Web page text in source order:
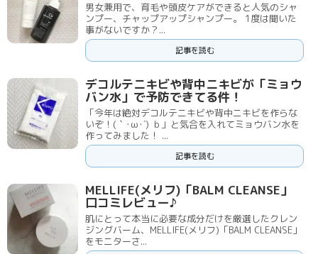
男女兼用で、育毛や頭皮ケアができると人気のシャ
ンプー、チャップアップシャンプー。 1度は聞いた
事がないですか？...
記事を読む
デコルテニキビや背中ニキビが「ミョウ
バン水」で予防できてる件！
「今年は絶対デコルテニキビや背中ニキビを作らな
いぞ！(｀･ω･´) ｂ」と気合を入れてミョウバン水を
作ってみました！ ...
記事を読む
MELLIFE(メリフ)「BALM CLEANSE」
口コミレビュー♪
肌にとって本当に必要な成分だけを厳選したクレン
ジングバーム、MELLIFE(メリフ)「BALM CLEANSE」
をモニターさ...